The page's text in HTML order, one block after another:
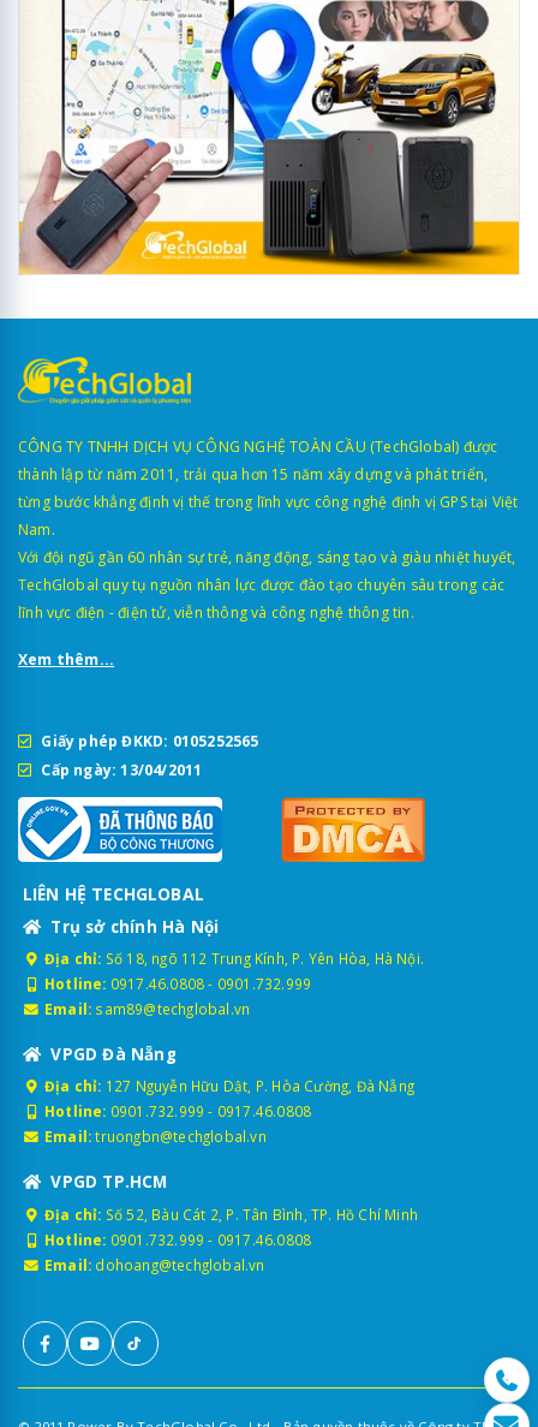
CÔNG TY TNHH DỊCH VỤ CÔNG NGHỆ TOÀN CẦU (TechGlobal) được
thành lập từ năm 2011, trải qua hơn 15 năm xây dựng và phát triển,
từng bước khẳng định vị thế trong lĩnh vực công nghệ định vị GPS tại Việt
Nam.
Với đội ngũ gần 60 nhân sự trẻ, năng động, sáng tạo và giàu nhiệt huyết,
TechGlobal quy tụ nguồn nhân lực được đào tạo chuyên sâu trong các
lĩnh vực điện - điện tử, viễn thông và công nghệ thông tin.
Xem thêm...
Giấy phép ĐKKD: 0105252565
Cấp ngày: 13/04/2011
LIÊN HỆ TECHGLOBAL
Trụ sở chính Hà Nội
Địa chỉ: Số 18, ngõ 112 Trung Kính, P. Yên Hòa, Hà Nội.
Hotline: 0917.46.0808- 0901.732.999
Email: sam89@techglobal.vn
VPGD Đà Nẵng
Địa chỉ: 127 Nguyễn Hữu Dật, P. Hòa Cường, Đà Nẵng
Hotline: 0901.732.999 - 0917.46.0808
Email: truongbn@techglobal.vn
VPGD TP.HCM
Địa chỉ: Số 52, Bàu Cát 2, P. Tân Bình, TP. Hồ Chí Minh
Hotline: 0901.732.999 - 0917.46.0808
Email: dohoang@techglobal.vn